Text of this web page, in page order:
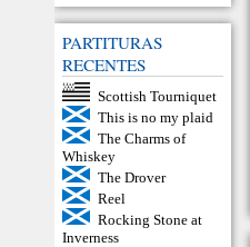
PARTITURAS
RECENTES
Scottish Tourniquet
This is no my plaid
The Charms of
Whiskey
The Drover
Reel
Rocking Stone at
Inverness